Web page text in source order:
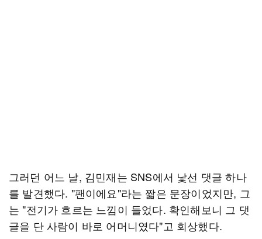
그러던 어느 날, 김민재는 SNS에서 낯선 댓글 하나
를 발견했다. "팬이에요"라는 짧은 문장이었지만, 그
는 "전기가 흐르는 느낌이 들었다. 확인해보니 그 댓
글을 단 사람이 바로 어머니였다"고 회상했다.